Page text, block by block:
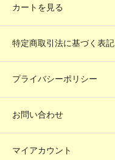
カートを見る
特定商取引法に基づく表記
プライバシーポリシー
お問い合わせ
マイアカウント